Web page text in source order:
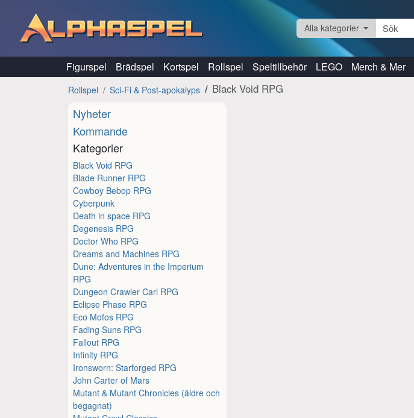
Alla kategorier
Figurspel Brädspel Kortspel Rollspel Speltillbehör LEGO Merch & Mer
Rollspel Sci-Fi & Post-apokalyps Black Void RPG
Nyheter
Kommande
Kategorier
Black Void RPG
Blade Runner RPG
Cowboy Bebop RPG
Cyberpunk
Death in space RPG
Degenesis RPG
Doctor Who RPG
Dreams and Machines RPG
Dune: Adventures in the Imperium
RPG
Dungeon Crawler Carl RPG
Eclipse Phase RPG
Eco Mofos RPG
Fading Suns RPG
Fallout RPG
Infinity RPG
Ironsworn: Starforged RPG
John Carter of Mars
Mutant & Mutant Chronicles (äldre och
begagnat)